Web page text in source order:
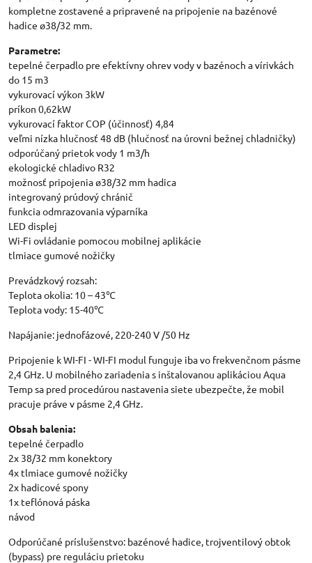
kompletne zostavené a pripravené na pripojenie na bazénové
hadice ø38/32 mm.
Parametre:
tepelné čerpadlo pre efektívny ohrev vody v bazénoch a vírivkách
do 15 m3
vykurovací výkon 3kW
príkon 0,62kW
vykurovací faktor COP (účinnosť) 4,84
veľmi nízka hlučnosť 48 dB (hlučnosť na úrovni bežnej chladničky)
odporúčaný prietok vody 1 m3/h
ekologické chladivo R32
možnosť pripojenia ø38/32 mm hadica
integrovaný prúdový chránič
funkcia odmrazovania výparníka
LED displej
Wi-Fi ovládanie pomocou mobilnej aplikácie
tlmiace gumové nožičky
Prevádzkový rozsah:
Teplota okolia: 10 – 43℃
Teplota vody: 15-40℃
Napájanie: jednofázové, 220-240 V /50 Hz
Pripojenie k WI-FI - WI-FI modul funguje iba vo frekvenčnom pásme
2,4 GHz. U mobilného zariadenia s inštalovanou aplikáciou Aqua
Temp sa pred procedúrou nastavenia siete ubezpečte, že mobil
pracuje práve v pásme 2,4 GHz.
Obsah balenia:
tepelné čerpadlo
2x 38/32 mm konektory
4x tlmiace gumové nožičky
2x hadicové spony
1x teflónová páska
návod
Odporúčané príslušenstvo: bazénové hadice, trojventilový obtok
(bypass) pre reguláciu prietoku